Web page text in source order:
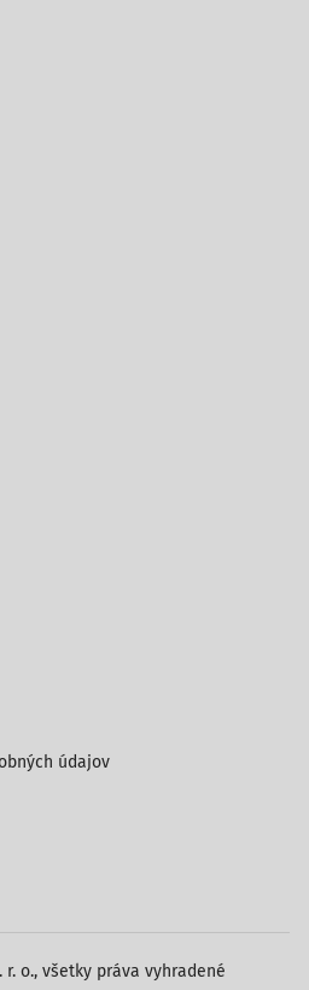
r. o., všetky práva vyhradené
údajov